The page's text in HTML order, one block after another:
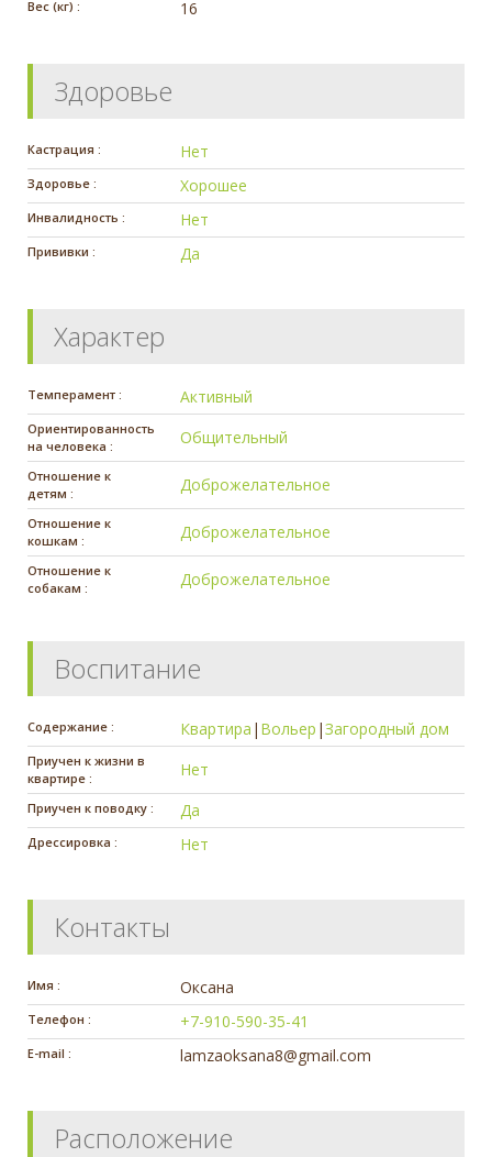
Вес (кг) : 16
Здоровье
Кастрация : Нет
Здоровье : Хорошее
Инвалидность : Нет
Прививки : Да
Характер
Темперамент : Активный
Ориентированность
на человека :
Общительный
Отношение к
детям :
Доброжелательное
Отношение к
кошкам :
Доброжелательное
Отношение к
собакам :
Доброжелательное
Воспитание
Содержание : Квартира | Вольер |Загородный дом
Приучен к жизни в
квартире :
Нет
Приучен к поводку : Да
Дрессировка : Нет
Контакты
Имя : Оксана
Телефон : +7-910-590-35-41
E-mail : lamzaoksana8@gmail.com
Расположение